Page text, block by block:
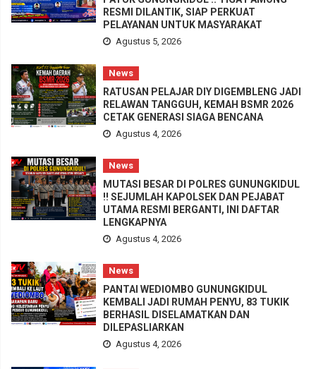
RESMI DILANTIK, SIAP PERKUAT
PELAYANAN UNTUK MASYARAKAT
Agustus 5, 2026
News
RATUSAN PELAJAR DIY DIGEMBLENG JADI
RELAWAN TANGGUH, KEMAH BSMR 2026
CETAK GENERASI SIAGA BENCANA
Agustus 4, 2026
News
MUTASI BESAR DI POLRES GUNUNGKIDUL
!! SEJUMLAH KAPOLSEK DAN PEJABAT
UTAMA RESMI BERGANTI, INI DAFTAR
LENGKAPNYA
Agustus 4, 2026
News
PANTAI WEDIOMBO GUNUNGKIDUL
KEMBALI JADI RUMAH PENYU, 83 TUKIK
BERHASIL DISELAMATKAN DAN
DILEPASLIARKAN
Agustus 4, 2026